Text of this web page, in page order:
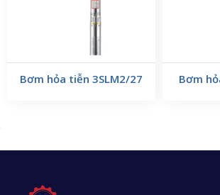
Bơm hỏa tiễn 3SLM2/27 Bơm